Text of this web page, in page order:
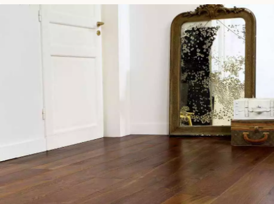
PARQUET
CONTRECOLLÉ -
FLOTTANT
PARQUET EN BOIS
BRUT
ACCESSOIRES
PARQUET D'INTÉRIEUR